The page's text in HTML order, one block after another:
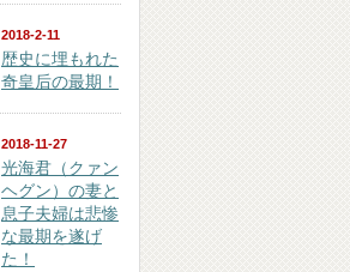
2018-2-11
歴史に埋もれた
奇皇后の最期！
2018-11-27
光海君（クァン
ヘグン）の妻と
息子夫婦は悲惨
な最期を遂げ
た！